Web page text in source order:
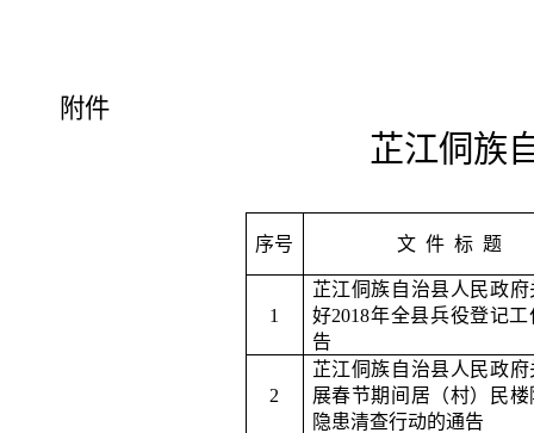
附件
芷江侗族
序号 文 件 标 题
1
芷江侗族自治县人民政府
好2018年全县兵役登记工
告
2
芷江侗族自治县人民政府
展春节期间居（村）民楼
隐患清查行动的通告